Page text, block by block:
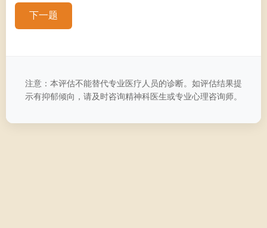
下一题
注意：本评估不能替代专业医疗人员的诊断。如评估结果提
示有抑郁倾向，请及时咨询精神科医生或专业心理咨询师。